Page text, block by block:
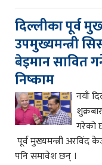
दिल्लीका पूर्व
उपमुख्यमन्त्री
बेइमान सावित
निष्काम
नयाँ
गरेको
पूर्व मुख्यमन्त्री अरविंद
पनि समावेश छन् ।